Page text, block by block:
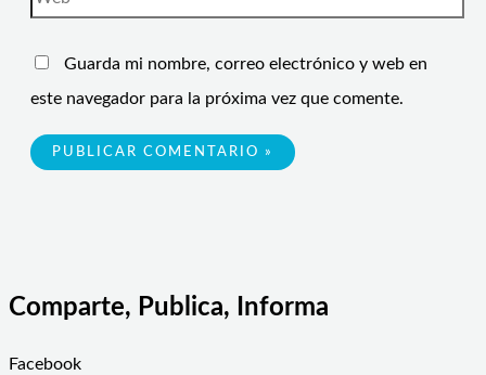
Guarda mi nombre, correo electrónico y web en
este navegador para la próxima vez que comente.
Comparte, Publica, Informa
Facebook